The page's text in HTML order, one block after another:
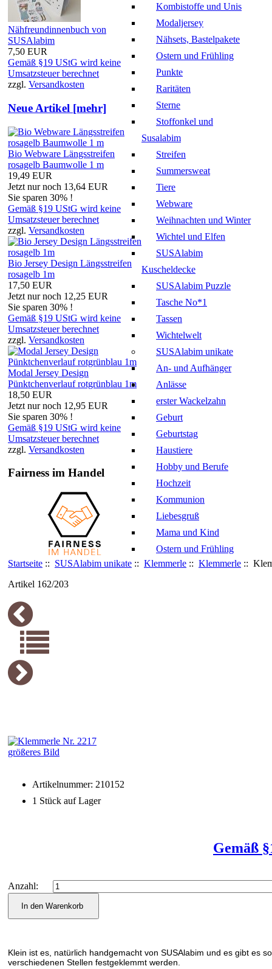
Nähfreundinnenbuch von
SUSAlabim
7,50 EUR
Gemäß §19 UStG wird keine
Umsatzsteuer berechnet
zzgl. Versandkosten
Neue Artikel [mehr]
Bio Webware Längsstreifen
rosagelb Baumwolle 1 m
19,49 EUR
Jetzt nur noch 13,64 EUR
Sie sparen 30% !
Gemäß §19 UStG wird keine
Umsatzsteuer berechnet
zzgl. Versandkosten
Bio Jersey Design Längsstreifen
rosagelb 1m
17,50 EUR
Jetzt nur noch 12,25 EUR
Sie sparen 30% !
Gemäß §19 UStG wird keine
Umsatzsteuer berechnet
zzgl. Versandkosten
Modal Jersey Design
Pünktchenverlauf rotgrünblau 1m
18,50 EUR
Jetzt nur noch 12,95 EUR
Sie sparen 30% !
Gemäß §19 UStG wird keine
Umsatzsteuer berechnet
zzgl. Versandkosten
Fairness im Handel
Startseite :: SUSAlabim unikate :: Klemmerle :: Klemmerle ::
Artikel 162/203
größeres Bild
Artikelnummer: 210152
1 Stück auf Lager
Gemäß
Anzahl:
Klein ist es, natürlich handgemacht von SUSAlabim und es gibt es
verschiedenen Stellen festgeklemmt werden.
Kombistoffe und Unis
Modaljersey
Nähsets, Bastelpakete
Ostern und Frühling
Punkte
Raritäten
Sterne
Stoffonkel und
Susalabim
Streifen
Summersweat
Tiere
Webware
Weihnachten und Winter
Wichtel und Elfen
SUSAlabim
Kuscheldecke
SUSAlabim Puzzle
Tasche No*1
Tassen
Wichtelwelt
SUSAlabim unikate
An- und Aufhänger
Anlässe
erster Wackelzahn
Geburt
Geburtstag
Haustiere
Hobby und Berufe
Hochzeit
Kommunion
Liebesgruß
Mama und Kind
Ostern und Frühling